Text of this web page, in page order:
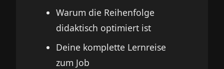
Warum die Reihenfolge
didaktisch optimiert ist
Deine komplette Lernreise
zum Job